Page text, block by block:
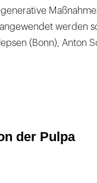
werden
(Bonn), Anton
der Pulpa